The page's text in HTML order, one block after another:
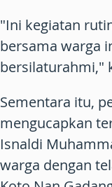
"Ini kegiatan
bersama warga
bersilaturahmi,"
Sementara itu,
mengucapkan
Isnaldi
warga dengan